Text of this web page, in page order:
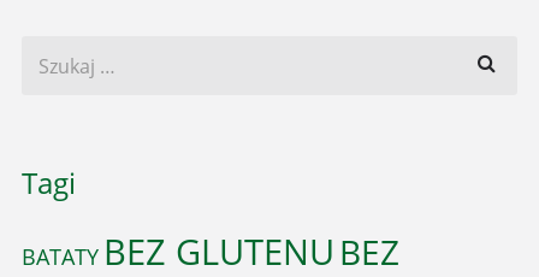
Tagi
BATATY BEZ GLUTENU BEZ